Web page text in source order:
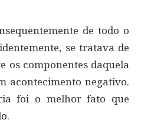
de todo o
se tratava de
os componentes daquela
acontecimento negativo.
foi o melhor fato que